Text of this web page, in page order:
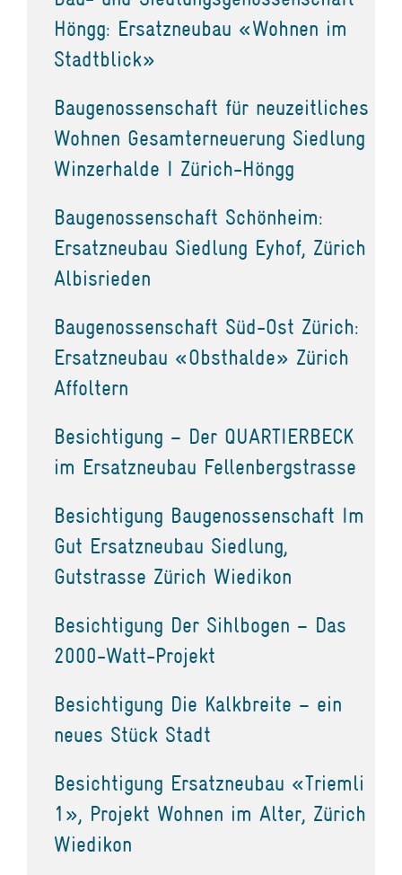
Höngg: Ersatzneubau «Wohnen im
Stadtblick»
Baugenossenschaft für neuzeitliches
Wohnen Gesamterneuerung Siedlung
Winzerhalde I Zürich-Höngg
Baugenossenschaft Schönheim:
Ersatzneubau Siedlung Eyhof, Zürich
Albisrieden
Baugenossenschaft Süd-Ost Zürich:
Ersatzneubau «Obsthalde» Zürich
Affoltern
Besichtigung – Der QUARTIERBECK
im Ersatzneubau Fellenbergstrasse
Besichtigung Baugenossenschaft Im
Gut Ersatzneubau Siedlung,
Gutstrasse Zürich Wiedikon
Besichtigung Der Sihlbogen – Das
2000-Watt-Projekt
Besichtigung Die Kalkbreite – ein
neues Stück Stadt
Besichtigung Ersatzneubau «Triemli
1», Projekt Wohnen im Alter, Zürich
Wiedikon